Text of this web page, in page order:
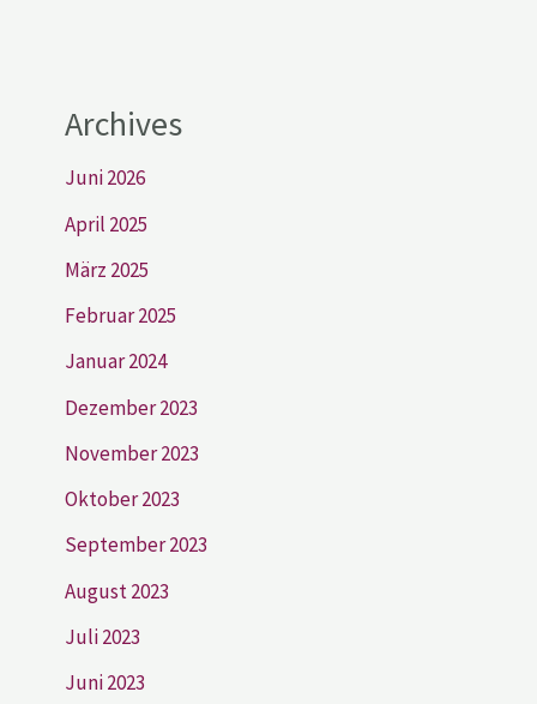
Archives
Juni 2026
April 2025
März 2025
Februar 2025
Januar 2024
Dezember 2023
November 2023
Oktober 2023
September 2023
August 2023
Juli 2023
Juni 2023